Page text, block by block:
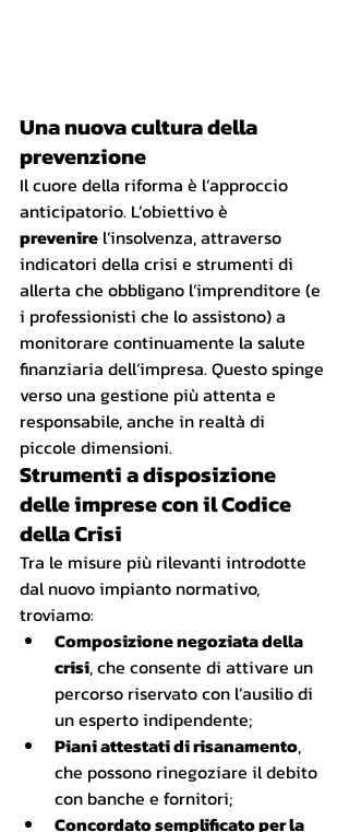
Una nuova cultura della
prevenzione
Il cuore della riforma è l’approccio
anticipatorio. L’obiettivo è
prevenire l’insolvenza, attraverso
indicatori della crisi e strumenti di
allerta che obbligano l’imprenditore (e
i professionisti che lo assistono) a
monitorare continuamente la salute
finanziaria dell’impresa. Questo spinge
verso una gestione più attenta e
responsabile, anche in realtà di
piccole dimensioni.
Strumenti a disposizione
delle imprese con il Codice
della Crisi
Tra le misure più rilevanti introdotte
dal nuovo impianto normativo,
troviamo:
Composizione negoziata della
crisi, che consente di attivare un
percorso riservato con l’ausilio di
un esperto indipendente;
Piani attestati di risanamento,
che possono rinegoziare il debito
con banche e fornitori;
Concordato semplificato per la